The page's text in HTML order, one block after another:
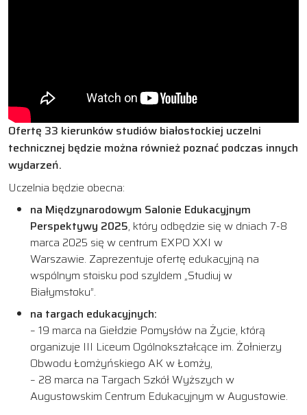
Ofertę 33 kierunków studiów białostockiej uczelni
technicznej będzie można również poznać podczas innych
wydarzeń.
Uczelnia będzie obecna:
na Międzynarodowym Salonie Edukacyjnym
Perspektywy 2025, który odbędzie się w dniach 7-8
marca 2025 się w centrum EXPO XXI w
Warszawie. Zaprezentuje ofertę edukacyjną na
wspólnym stoisku pod szyldem „Studiuj w
Białymstoku”.
na targach edukacyjnych:
– 19 marca na Giełdzie Pomysłów na Życie, którą
organizuje III Liceum Ogólnokształcące im. Żołnierzy
Obwodu Łomżyńskiego AK w Łomży,
– 28 marca na Targach Szkół Wyższych w
Augustowskim Centrum Edukacyjnym w Augustowie.